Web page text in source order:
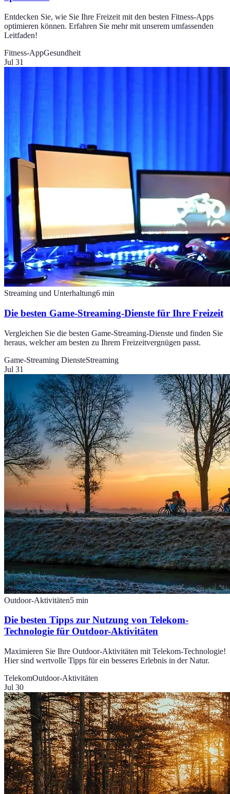
Entdecken Sie, wie Sie Ihre Freizeit mit den besten Fitness-Apps
optimieren können. Erfahren Sie mehr mit unserem umfassenden
Leitfaden!
Fitness-AppGesundheit
Jul 31
Streaming und Unterhaltung6 min
Die besten Game-Streaming-Dienste für Ihre Freizeit
Vergleichen Sie die besten Game-Streaming-Dienste und finden Sie
heraus, welcher am besten zu Ihrem Freizeitvergnügen passt.
Game-Streaming DiensteStreaming
Jul 31
Outdoor-Aktivitäten5 min
Die besten Tipps zur Nutzung von Telekom-
Technologie für Outdoor-Aktivitäten
Maximieren Sie Ihre Outdoor-Aktivitäten mit Telekom-Technologie!
Hier sind wertvolle Tipps für ein besseres Erlebnis in der Natur.
TelekomOutdoor-Aktivitäten
Jul 30